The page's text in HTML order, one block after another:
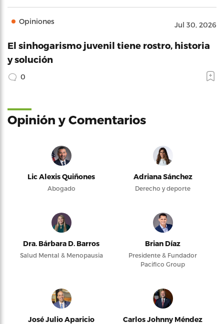
Opiniones Jul 30, 2026
El sinhogarismo juvenil tiene rostro, historia
y solución
0
Opinión y Comentarios
Lic Alexis Quiñones
Abogado
Adriana Sánchez
Derecho y deporte
Dra. Bárbara D. Barros
Salud Mental & Menopausia
Brian Díaz
Presidente & Fundador
Pacifico Group
José Julio Aparicio
Carlos Johnny Méndez